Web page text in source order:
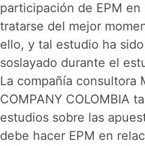
participación de EPM
tratarse del mejor
ello, y tal estudio ha
soslayado durante el
La compañía consultora
COMPANY COLOMBIA
estudios sobre las
debe hacer EPM en